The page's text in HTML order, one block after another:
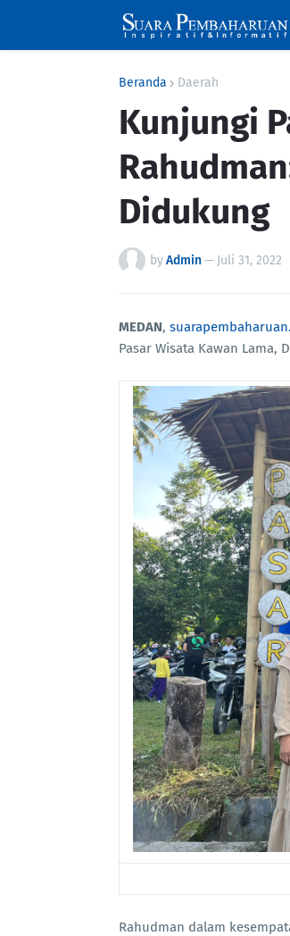
Beranda Daerah
Kunjungi
Didukung
byAdmin— Juli 31, 2022
MEDAN,
Pasar Wisata Kawan Lama,
Rahudman dalam